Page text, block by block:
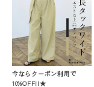
今ならクーポン利用で
10%OFF!!★